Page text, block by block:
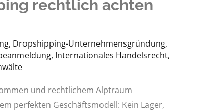
rechtlich achten
, Dropshipping-Unternehmensgründung,
, Internationales Handelsrecht,
und rechtlichem Alptraum
perfekten Geschäftsmodell: Kein Lager,